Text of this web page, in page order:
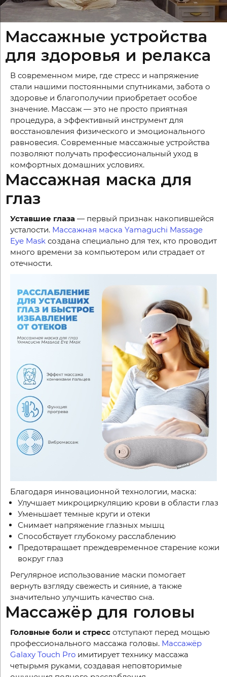
Массажные устройства
для здоровья и релакса
В современном мире, где стресс и напряжение
стали нашими постоянными спутниками, забота о
здоровье и благополучии приобретает особое
значение. Массаж — это не просто приятная
процедура, а эффективный инструмент для
восстановления физического и эмоционального
равновесия. Современные массажные устройства
позволяют получать профессиональный уход в
комфортных домашних условиях.
Массажная маска для
глаз
Уставшие глаза — первый признак накопившейся
усталости. Массажная маска Yamaguchi Massage
Eye Mask создана специально для тех, кто проводит
много времени за компьютером или страдает от
отечности.
Благодаря инновационной технологии, маска:
Улучшает микроциркуляцию крови в области глаз
Уменьшает темные круги и отеки
Снимает напряжение глазных мышц
Способствует глубокому расслаблению
Предотвращает преждевременное старение кожи
вокруг глаз
Регулярное использование маски помогает
вернуть взгляду свежесть и сияние, а также
значительно улучшить качество сна.
Массажёр для головы
Головные боли и стресс отступают перед мощью
профессионального массажа головы. Массажёр
Galaxy Touch Pro имитирует технику массажа
четырьмя руками, создавая неповторимые